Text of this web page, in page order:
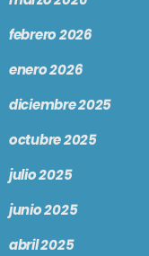
febrero 2026
enero 2026
diciembre 2025
octubre 2025
julio 2025
junio 2025
abril 2025